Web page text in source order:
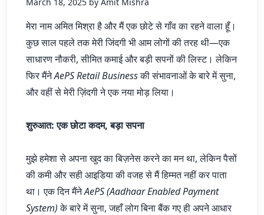
Valentine
Halloween
NATURE
Luxury
Dracula
मेरा नाम अमित मिश्रा है और मैं एक छोटे से गाँव का रहने वाला हूँ।
कुछ साल पहले तक मेरी जिंदगी भी आम लोगों की तरह थी—एक
साधारण नौकरी, सीमित कमाई और बड़ी सपनों की लिस्ट। लेकिन
फिर मैंनेAePS Retail Businessकी संभावनाओं के बारे में सुना,
और वहीं से मेरी ज़िंदगी ने एक नया मोड़ लिया।
शुरुआत: एक छोटा कदम, बड़ा सपना
मुझे हमेशा से अपना खुद का बिज़नेस करने का मन था, लेकिन पैसों
की कमी और सही आइडिया की वजह से मैं हिम्मत नहीं कर पाता
था। एक दिन मैंनेAePS (Aadhaar Enabled Payment
System)के बारे में सुना, जहाँ लोग बिना बैंक गए ही अपने आधार